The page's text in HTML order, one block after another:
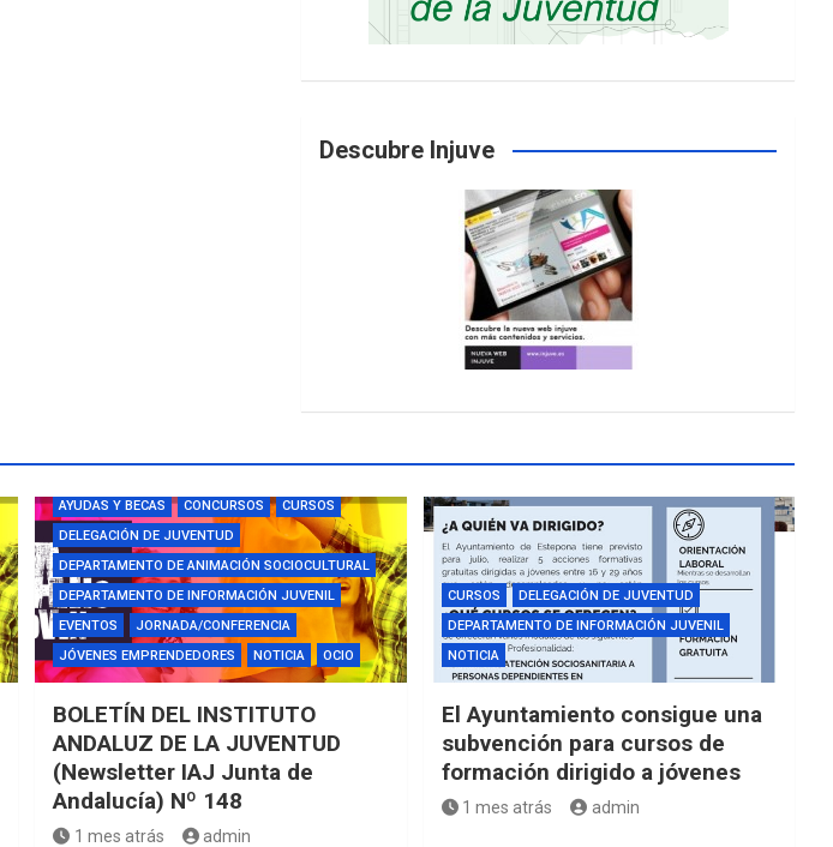
Descubre Injuve
AYUDAS Y BECAS CONCURSOS
CURSOS
DELEGACIÓN DE JUVENTUD
DEPARTAMENTO DE ANIMACIÓN SOCIOCULTURAL
DEPARTAMENTO DE INFORMACIÓN JUVENIL
EVENTOS
JORNADA/CONFERENCIA
JÓVENES EMPRENDEDORES
NOTICIA OCIO
BOLETÍN DEL INSTITUTO
ANDALUZ DE LA JUVENTUD
(Newsletter IAJ Junta de
Andalucía) Nº 148
1 mes atrás admin
CURSOS
DELEGACIÓN DE JUVENTUD
DEPARTAMENTO DE INFORMACIÓN JUVENIL
NOTICIA
El Ayuntamiento consigue una
subvención para cursos de
formación dirigido a jóvenes
1 mes atrás admin